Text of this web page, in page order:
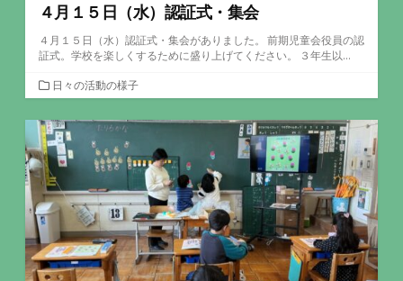
４月１５日（水）認証式・集会
４月１５日（水）認証式・集会がありました。 前期児童会役員の認
証式。学校を楽しくするために盛り上げてください。 ３年生以...
カ
テ
ゴ
リ
ー
日々の活動の様子